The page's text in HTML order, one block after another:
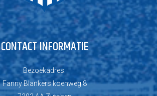
CONTACT INFORMATIE
Bezoekadres:
Fanny Blankers koenweg 8